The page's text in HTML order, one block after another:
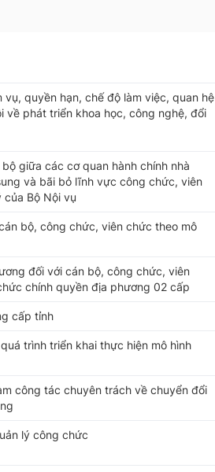
quyền hạn, chế độ làm việc, quan hệ
về phát triển khoa học, công nghệ, đổi
giữa các cơ quan hành chính nhà
và bãi bỏ lĩnh vực công chức, viên
Bộ Nội vụ
bộ, công chức, viên chức theo mô
đối với cán bộ, công chức, viên
chính quyền địa phương 02 cấp
cấp tỉnh
trình triển khai thực hiện mô hình
công tác chuyên trách về chuyển đổi
lý công chức